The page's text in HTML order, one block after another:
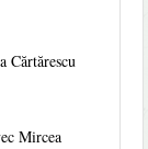
Cărtărescu
Mircea